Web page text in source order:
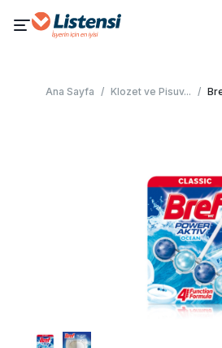
Ana Sayfa / Klozet ve Pisuv... /